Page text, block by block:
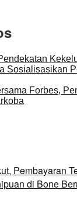
Sosialisasikan
Forbes,
Pembayaran
di Bone